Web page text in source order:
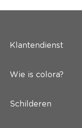
Klantendienst
Wie is colora?
Schilderen